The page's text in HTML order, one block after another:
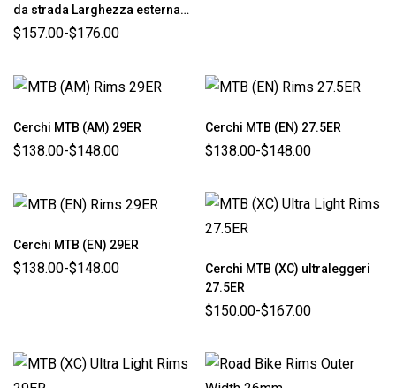
da strada Larghezza esterna
36 mm
$157.00-$176.00
Cerchi MTB (AM) 29ER
$138.00-$148.00
Cerchi MTB (EN) 27.5ER
$138.00-$148.00
Cerchi MTB (EN) 29ER
$138.00-$148.00
Cerchi MTB (XC) ultraleggeri
27.5ER
$150.00-$167.00